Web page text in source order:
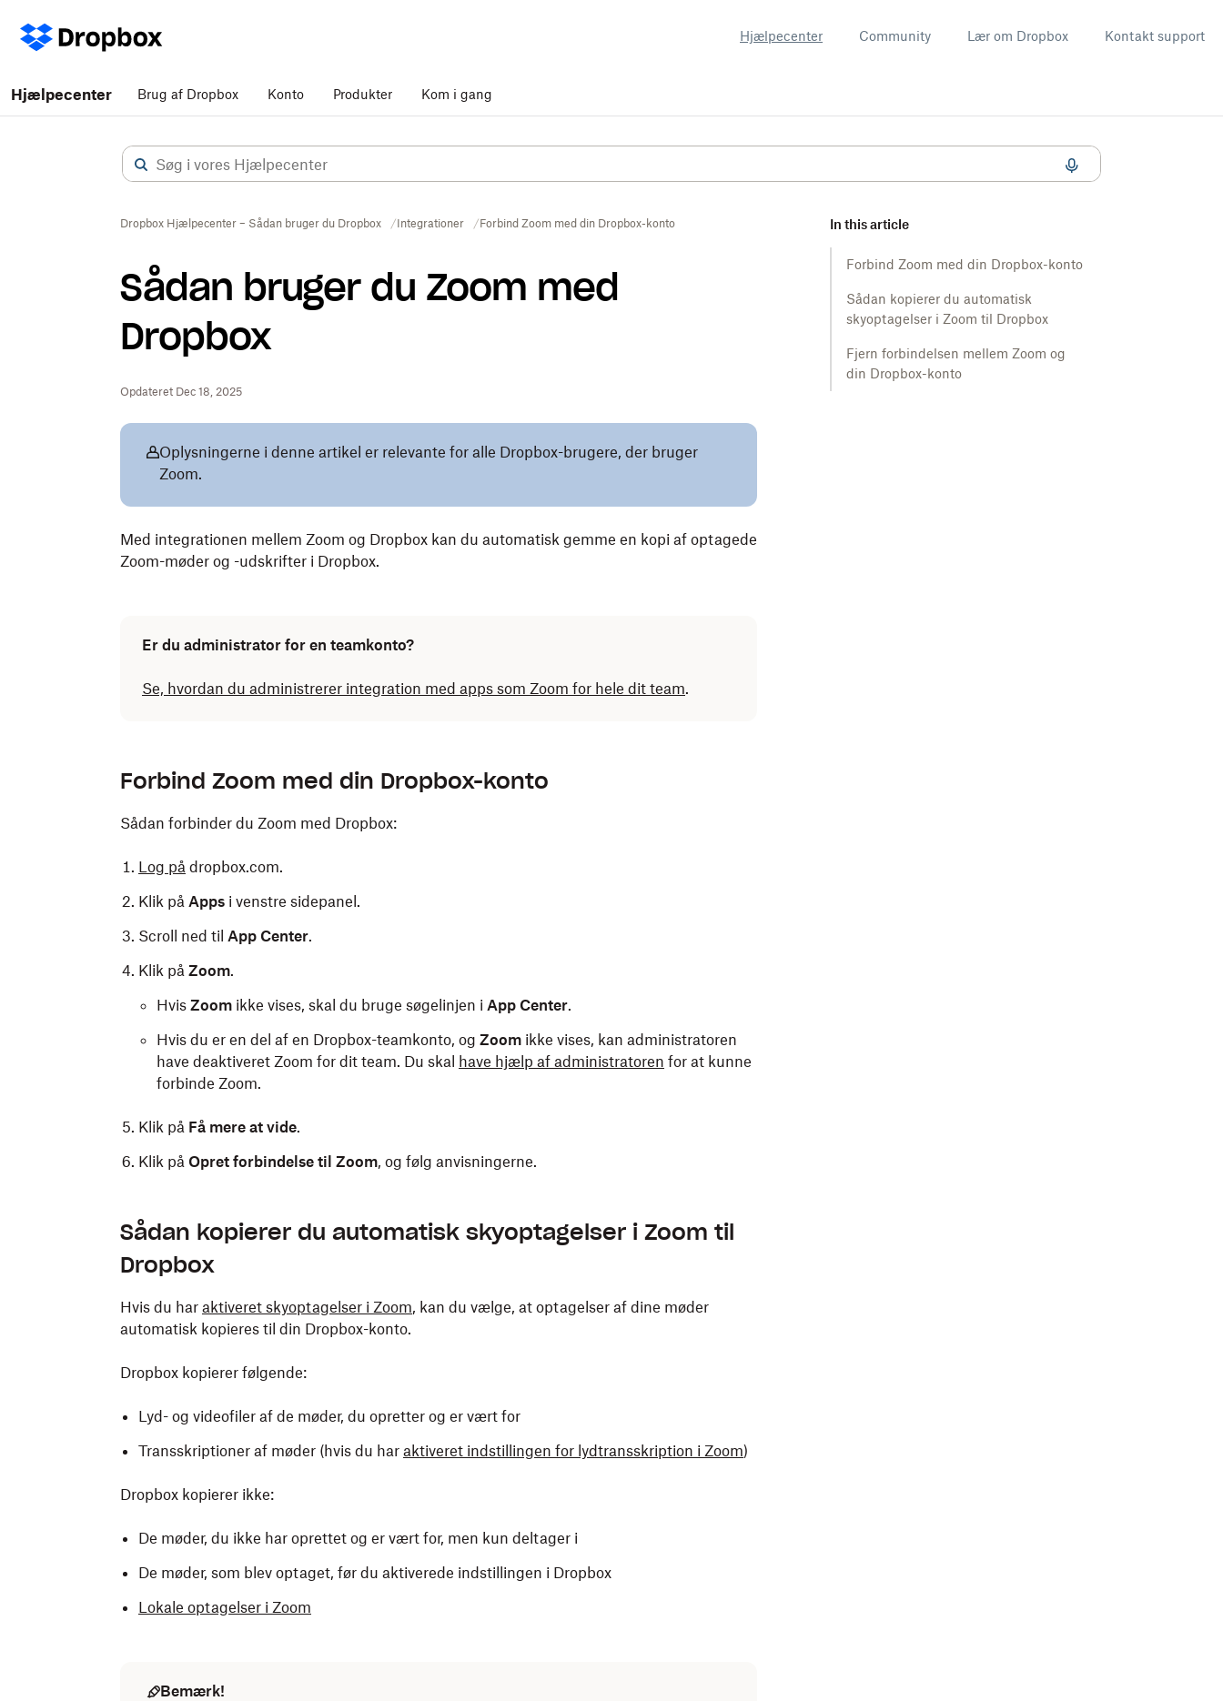
Hjælpecenter Community Lær om Dropbox Kontakt support
Hjælpecenter Brug af Dropbox Konto Produkter Kom i gang
Dropbox Hjælpecenter – Sådan bruger du Dropbox Integrationer Forbind Zoom med din Dropbox-konto
Sådan bruger du Zoom med
Dropbox
Opdateret Dec 18, 2025
In this article
Forbind Zoom med din Dropbox-konto
Sådan kopierer du automatisk
skyoptagelser i Zoom til Dropbox
Fjern forbindelsen mellem Zoom og
din Dropbox-konto
Oplysningerne i denne artikel er relevante for alle Dropbox-brugere, der bruger
Zoom.
Med integrationen mellem Zoom og Dropbox kan du automatisk gemme en kopi af optagede
Zoom-møder og -udskrifter i Dropbox.
Er du administrator for en teamkonto?
Se, hvordan du administrerer integration med apps som Zoom for hele dit team.
Forbind Zoom med din Dropbox-konto
Sådan forbinder du Zoom med Dropbox:
Log på dropbox.com.
Klik på Apps i venstre sidepanel.
Scroll ned til App Center.
Klik på Zoom.
Hvis Zoom ikke vises, skal du bruge søgelinjen i App Center.
Hvis du er en del af en Dropbox-teamkonto, og Zoom ikke vises, kan administratoren
have deaktiveret Zoom for dit team. Du skal have hjælp af administratoren for at kunne
forbinde Zoom.
Klik på Få mere at vide.
Klik på Opret forbindelse til Zoom, og følg anvisningerne.
Sådan kopierer du automatisk skyoptagelser i Zoom til
Dropbox
Hvis du har aktiveret skyoptagelser i Zoom, kan du vælge, at optagelser af dine møder
automatisk kopieres til din Dropbox-konto.
Dropbox kopierer følgende:
Lyd- og videofiler af de møder, du opretter og er vært for
Transskriptioner af møder (hvis du har aktiveret indstillingen for lydtransskription i Zoom)
Dropbox kopierer ikke:
De møder, du ikke har oprettet og er vært for, men kun deltager i
De møder, som blev optaget, før du aktiverede indstillingen i Dropbox
Lokale optagelser i Zoom
Bemærk!